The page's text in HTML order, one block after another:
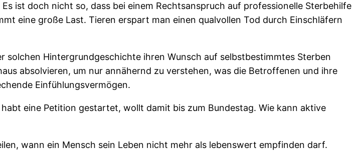
ist doch nicht so, dass bei einem Rechtsanspruch auf professionelle Sterbehilfe
eine große Last. Tieren erspart man einen qualvollen Tod durch Einschläfern
solchen Hintergrundgeschichte ihren Wunsch auf selbstbestimmtes Sterben
absolvieren, um nur annähernd zu verstehen, was die Betroffenen und ihre
Einfühlungsvermögen.
eine Petition gestartet, wollt damit bis zum Bundestag. Wie kann aktive
wann ein Mensch sein Leben nicht mehr als lebenswert empfinden darf.